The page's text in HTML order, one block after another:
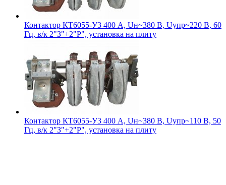
Контактор КТ6055-У3 400 А, Uн~380 В, Uупр~220 В, 60
Гц, в/к 2"З"+2"Р", установка на плиту
Контактор КТ6055-У3 400 А, Uн~380 В, Uупр~110 В, 50
Гц, в/к 2"З"+2"Р", установка на плиту